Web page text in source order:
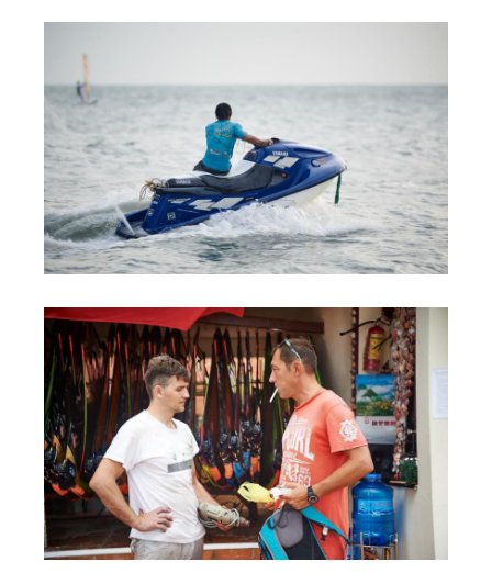
Ветратория Россия
Цены
Обучение Виндсерфингу
Прокат виндсерфинга и винг фойла
Классический серфинг и SUP
Продажа оборудования
Обучение кайтсерфингу
Система скидок
Обучение Wing Foil